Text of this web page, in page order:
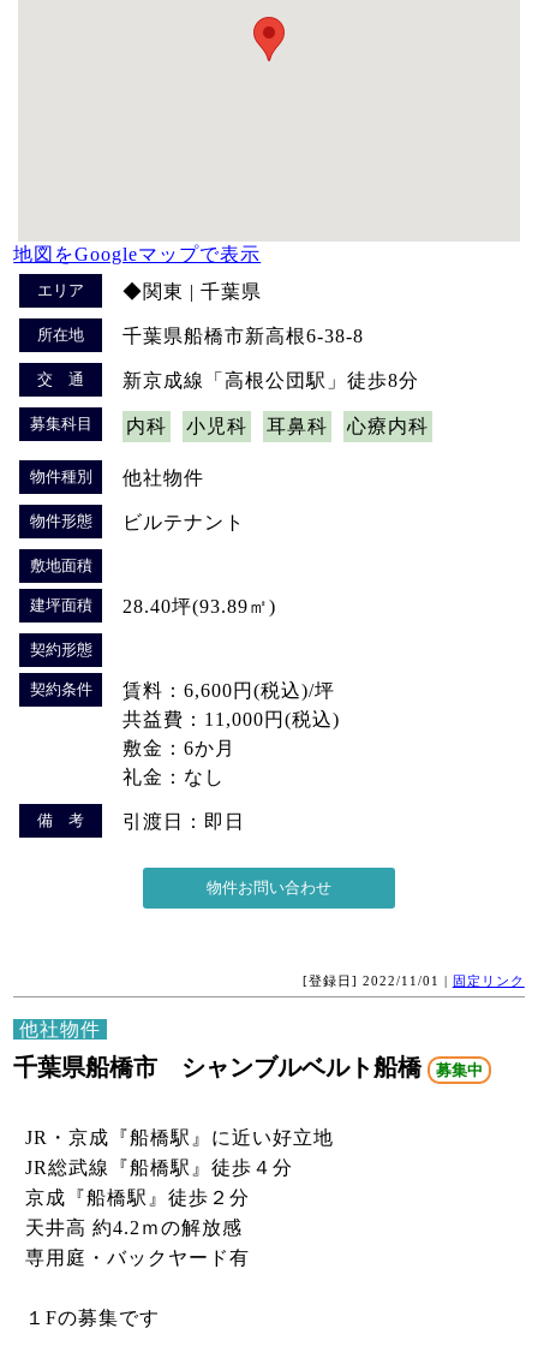
地図をGoogleマップで表示
エリア ◆関東 | 千葉県
所在地 千葉県船橋市新高根6-38-8
交 通 新京成線「高根公団駅」徒歩8分
募集科目 内科 小児科 耳鼻科 心療内科
物件種別 他社物件
物件形態 ビルテナント
敷地面積
建坪面積 28.40坪(93.89㎡)
契約形態
契約条件
賃料：6,600円(税込)/坪
共益費：11,000円(税込)
敷金：6か月
礼金：なし
備 考 引渡日：即日
[登録日] 2022/11/01 | 固定リンク
他社物件
千葉県船橋市 シャンブルベルト船橋 募集中
JR・京成『船橋駅』に近い好立地
JR総武線『船橋駅』徒歩４分
京成『船橋駅』徒歩２分
天井高 約4.2ｍの解放感
専用庭・バックヤード有
１Fの募集です